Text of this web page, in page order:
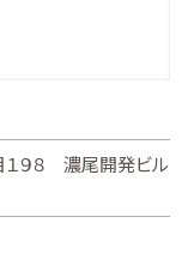
９８ 濃尾開発ビル